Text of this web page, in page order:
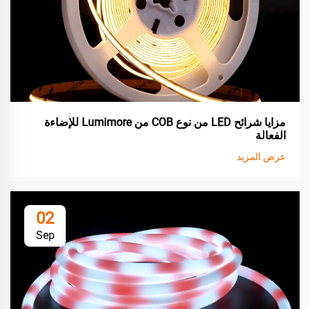
مزايا شرائح LED من نوع COB من Lumimore للإضاءة
الفعالة
عرض المزيد
02
Sep